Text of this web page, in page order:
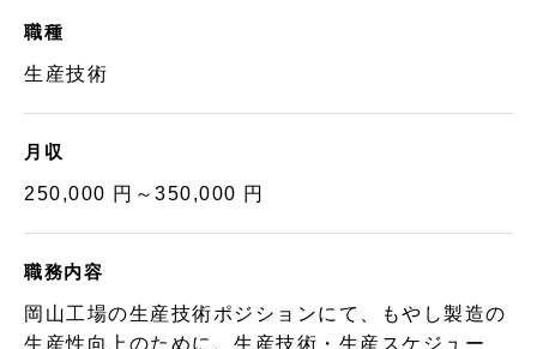
職種
生産技術
月収
250,000 円～350,000 円
職務内容
岡山工場の生産技術ポジションにて、もやし製造の
生産性向上のために、生産技術・生産スケジュー